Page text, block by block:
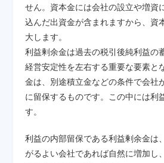
せん。資本金には会社の設立や増資
込んだ出資金が含まれますから、資
大します。
利益剰余金は過去の税引後純利益の
経営安定性を左右する重要な要素と
金は、別途積立金などの条件で会社
に留保するものです。この中には利
す。
利益の内部留保である利益剰余金は
がるよい会社であれば自然に増加し